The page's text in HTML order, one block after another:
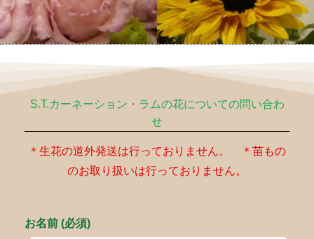
S.T.カーネーション・ラムの花についての問い合わ
せ
＊生花の道外発送は行っておりません。 ＊苗もの
のお取り扱いは行っておりません。
お名前 (必須)